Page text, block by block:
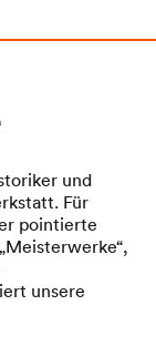
und
Für
pointierte
unsere